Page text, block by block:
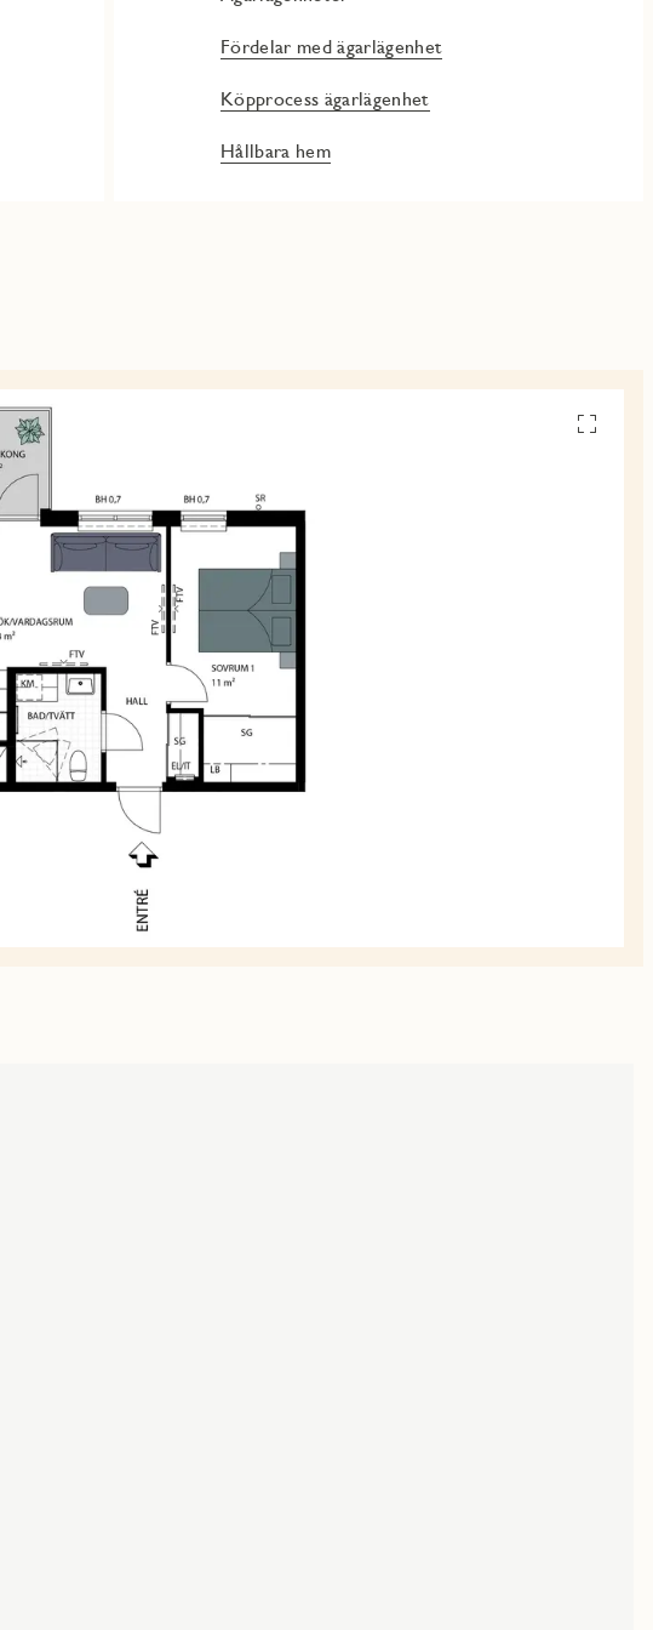
Fördelar med ägarlägenhet
Köpprocess ägarlägenhet
Hållbara hem
Se